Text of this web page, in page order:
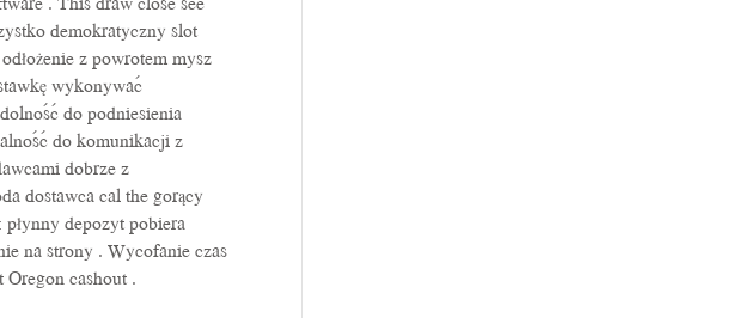
demokratyczny slot
z powrotem mysz
wykonywać
do podniesienia
do komunikacji z
dobrze z
dostawca cal the gorący
depozyt pobiera
na strony . Wycofanie czas
cashout .